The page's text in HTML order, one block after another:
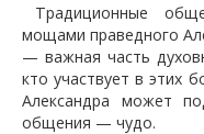
Традиционные
мощами праведного
— важная часть
кто участвует в этих
Александра может
общения — чудо.